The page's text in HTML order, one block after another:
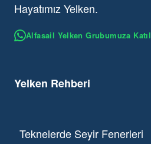
Hayatımız Yelken.
Alfasail Yelken Grubumuza Katıl
Yelken Rehberi
Teknelerde Seyir Fenerleri